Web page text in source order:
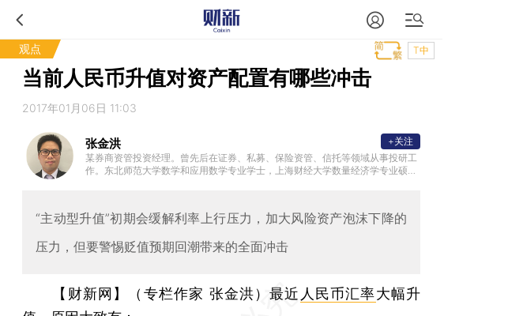
观点 T中
当前人民币升值对资产配置有哪些冲击
2017年01月06日 11:03
张金洪
某券商资管投资经理。曾先后在证券、私募、保险资管、信托等领域从事投研工
作。东北师范大学数学和应用数学专业学士，上海财经大学数量经济学专业硕士
+关注
“主动型升值”初期会缓解利率上行压力，加大风险资产泡沫下降的
压力，但要警惕贬值预期回潮带来的全面冲击
【财新网】（专栏作家 张金洪）最近 人民币汇率大幅升